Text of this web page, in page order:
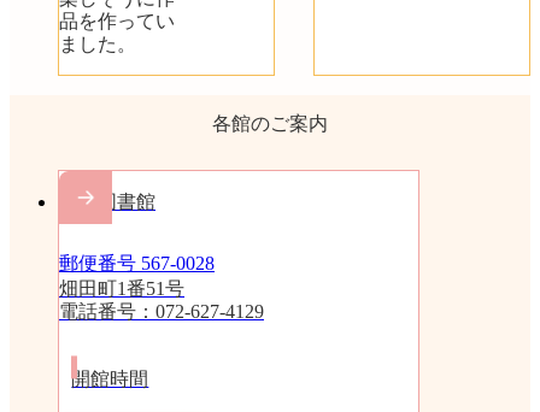
品を作ってい
ました。
各館のご案内
中央図書館
郵便番号 567-0028
畑田町1番51号
電話番号：072-627-4129
開館時間